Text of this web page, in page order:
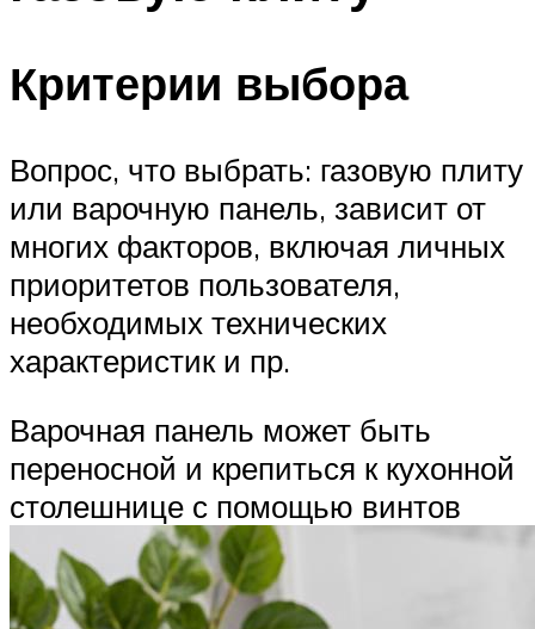
Критерии выбора
Вопрос, что выбрать: газовую плиту
или варочную панель, зависит от
многих факторов, включая личных
приоритетов пользователя,
необходимых технических
характеристик и пр.
Варочная панель может быть
переносной и крепиться к кухонной
столешнице с помощью винтов